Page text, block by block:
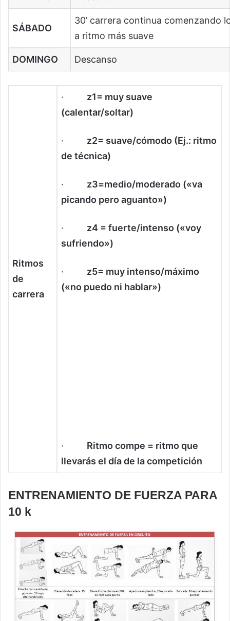
SÁBADO
30’ carrera continua comenzando
a ritmo más suave
DOMINGO Descanso
Ritmos
de
carrera
· z1= muy suave
(calentar/soltar)
· z2= suave/cómodo (Ej.: ritmo
de técnica)
· z3=medio/moderado («va
picando pero aguanto»)
· z4 = fuerte/intenso («voy
sufriendo»)
· z5= muy intenso/máximo
(«no puedo ni hablar»)
· Ritmo compe = ritmo que
llevarás el día de la competición
ENTRENAMIENTO DE FUERZA PARA
10 k